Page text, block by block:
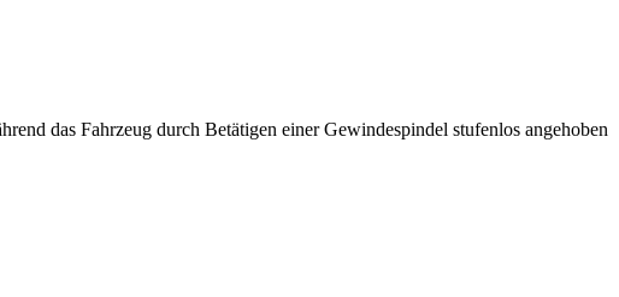
das Fahrzeug durch Betätigen einer Gewindespindel stufenlos angehoben